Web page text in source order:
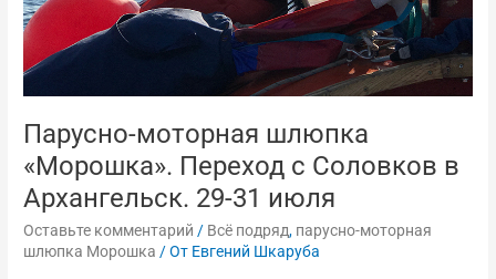
Парусно-моторная шлюпка
«Морошка». Переход с Соловков в
Архангельск. 29-31 июля
Оставьте комментарий / Всё подряд, парусно-моторная
шлюпка Морошка / От Евгений Шкаруба
31
июля